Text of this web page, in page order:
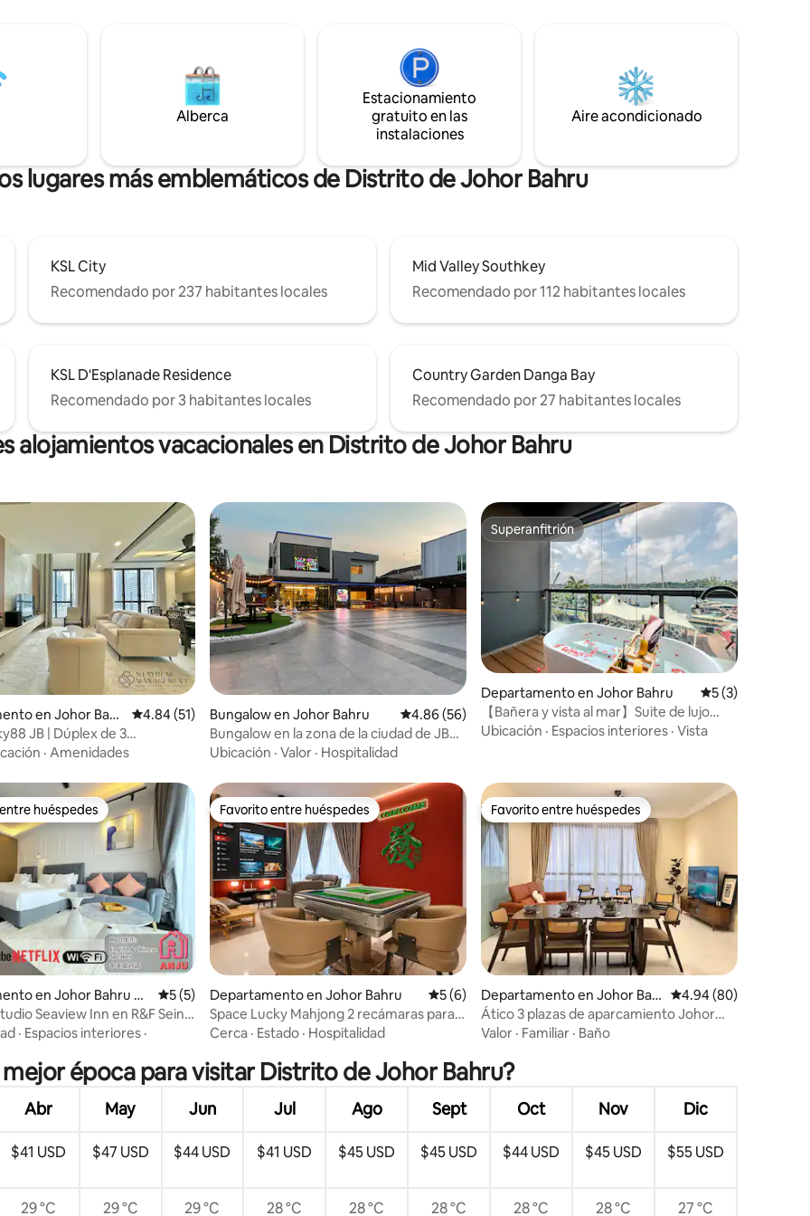
parejas o para cualquiera que busque
una estancia premium con una vista
exquisita desde el balcón.
Alberca
Estacionamiento
gratuito en las
instalaciones
Aire acondicionado
lugares más emblemáticos de Distrito de Johor Bahru
KSL City
Recomendado por 237 habitantes locales
Mid Valley Southkey
Recomendado por 112 habitantes locales
KSL D'Esplanade Residence
Recomendado por 3 habitantes locales
Country Garden Danga Bay
Recomendado por 27 habitantes locales
alojamientos vacacionales en Distrito de Johor Bahru
de 5; 324 evaluaciones
en Johor Bahr
Calificación promedio: 4.84 de 5; 51 evaluaciones
4.84 (51)
JB | Dúplex de 3
| Cerca del centro comercial
· Amenidades
Bungalow en Johor Bahru Calificación promedio: 4.86 de 5; 56 evaluaciones
4.86 (56)
Bungalow en la zona de la ciudad de JB
con baño junto a un rincón urbano
Ubicación · Valor · Hospitalidad
Superanfitrión
Superanfitrión
Departamento en Johor Bahru Calificación
5 (3)
【Bañera y vista al mar】Suite de lujo
R&F【¡Proyector!】20
Ubicación · Espacios interiores · Vista
5 de 5; 5 evaluaciones
huéspedes
huéspedes
en Johor Bahru Di
Calificación promedio: 5 de 5; 5 evaluaciones
5 (5)
Seaview Inn en R&F Seine
· Espacios interiores ·
Favorito entre huéspedes
Favorito entre huéspedes
Departamento en Johor Bahru Calificación promedio: 5 de 5; 6 evaluaciones
5 (6)
Space Lucky Mahjong 2 recámaras para 4
personas | 5 minutos a pie de KSL Mall
Cerca · Estado · Hospitalidad
Favorito entre huéspedes
Favorito entre huéspedes
Departamento en Johor Bah
ru
Calificación
4.94 (80)
Ático 3 plazas de aparcamiento Johor
Bahru Cerca de KSL Mall 5 min
Valor · Familiar · Baño
mejor época para visitar Distrito de Johor Bahru?
Abr May Jun Jul Ago Sept Oct Nov Dic
$41 USD $47 USD $44 USD $41 USD $45 USD $45 USD $44 USD $45 USD $55 USD
29 °C 29 °C 29 °C 28 °C 28 °C 28 °C 28 °C 28 °C 27 °C